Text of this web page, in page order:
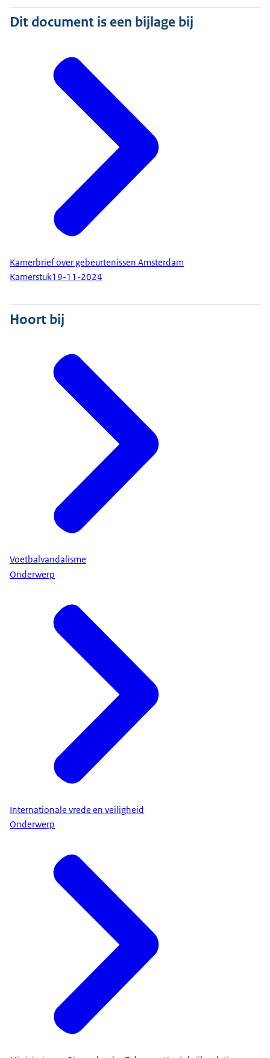
Dit document is een bijlage bij
Kamerbrief over gebeurtenissen Amsterdam
Kamerstuk19-11-2024
Hoort bij
Voetbalvandalisme
Onderwerp
Internationale vrede en veiligheid
Onderwerp